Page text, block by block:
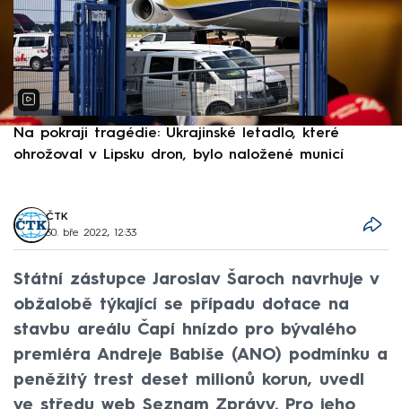
Na pokraji tragédie: Ukrajinské letadlo, které
ohrožoval v Lipsku dron, bylo naložené municí
ČTK
30. bře 2022, 12:33
Státní zástupce Jaroslav Šaroch navrhuje v
obžalobě týkající se případu dotace na
stavbu areálu Čapí hnízdo pro bývalého
premiéra Andreje Babiše (ANO) podmínku a
peněžitý trest deset milionů korun, uvedl
ve středu web Seznam Zprávy. Pro jeho